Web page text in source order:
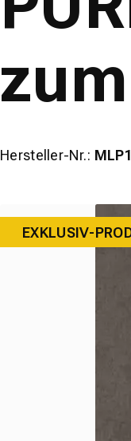
Hersteller-Nr.:
EXKLUSIV-